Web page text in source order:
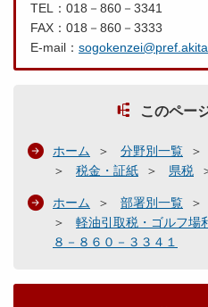
TEL：018－860－3341
FAX：018－860－3333
E-mail：
このペー
ホーム 分野別一覧
税金・証紙
県税
ホーム 部署別一覧
軽油引取税・ゴルフ場
８－８６０－３３４１